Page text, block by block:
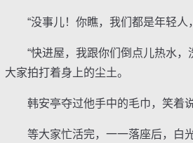
“没事儿！你瞧，我们都是年轻人
“快进屋，我跟你们倒点儿热水，
大家拍打着身上的尘土。
韩安亭夺过他手中的毛巾，笑着说
等大家忙活完，一一落座后，白光